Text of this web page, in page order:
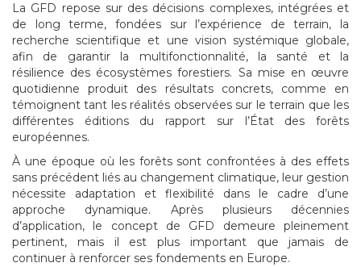
La GFD repose sur des décisions complexes, intégrées et
de long terme, fondées sur l’expérience de terrain, la
recherche scientifique et une vision systémique globale,
afin de garantir la multifonctionnalité, la santé et la
résilience des écosystèmes forestiers. Sa mise en œuvre
quotidienne produit des résultats concrets, comme en
témoignent tant les réalités observées sur le terrain que les
différentes éditions du rapport sur l’État des forêts
européennes.
À une époque où les forêts sont confrontées à des effets
sans précédent liés au changement climatique, leur gestion
nécessite adaptation et flexibilité dans le cadre d’une
approche dynamique. Après plusieurs décennies
d’application, le concept de GFD demeure pleinement
pertinent, mais il est plus important que jamais de
continuer à renforcer ses fondements en Europe.